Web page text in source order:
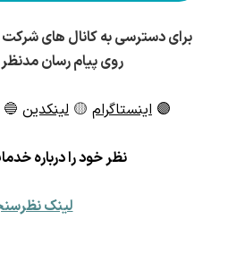
برای دسترسی به کانال های
روی پیام رسان
🟣 اینستاگرام 🟡 لینکدین 🔵
نظر خود را درباره
لینک